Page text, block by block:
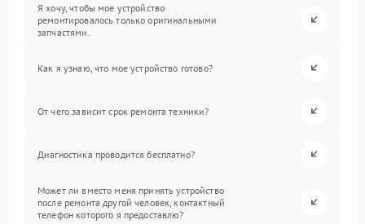
Я хочу, чтобы мое устройство
ремонтировалось только оригинальными
запчастями.
Как я узнаю, что мое устройство готово?
От чего зависит срок ремонта техники?
Диагностика проводится бесплатно?
Может ли вместо меня принять устройство
после ремонта другой человек, контактный
телефон которого я предоставлю?